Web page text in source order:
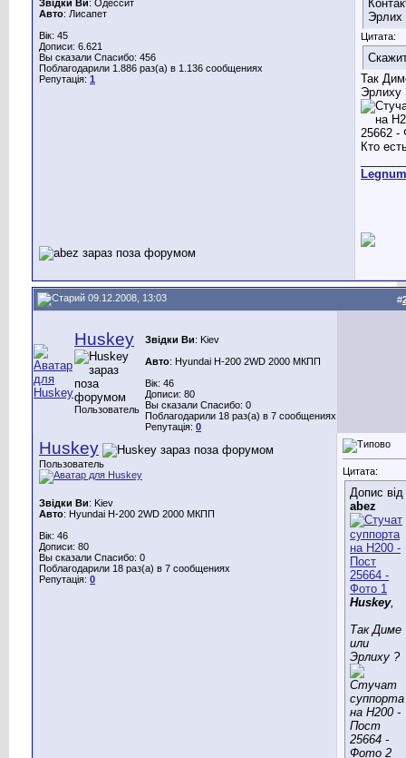
Звідки Ви: Одессит
Авто: Лисапет
Вік: 45
Дописи: 6.621
Вы сказали Спасибо: 456
Поблагодарили 1.886 раз(а) в 1.136 сообщениях
Репутація: 1
Цитата:
Так
Эрлиху
Кто
Legnum
09.12.2008, 13:03 #
Huskey
Пользователь
Звідки Ви: Kiev
Авто: Hyundai H-200 2WD 2000 МКПП
Вік: 46
Дописи: 80
Вы сказали Спасибо: 0
Поблагодарили 18 раз(а) в 7 сообщениях
Репутація: 0
Huskey
Пользователь
Звідки Ви: Kiev
Авто: Hyundai H-200 2WD 2000 МКПП
Вік: 46
Дописи: 80
Вы сказали Спасибо: 0
Поблагодарили 18 раз(а) в 7 сообщениях
Репутація: 0
Цитата:
Допис від
abez
Huskey,
Так Диме
или
Эрлиху ?